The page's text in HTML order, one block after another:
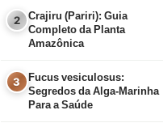
Crajiru (Pariri): Guia
Completo da Planta
Amazônica
Fucus vesiculosus:
Segredos da Alga-Marinha
Para a Saúde